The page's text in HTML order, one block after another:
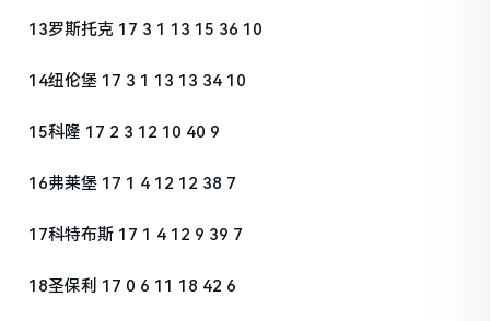
13罗斯托克 17 3 1 13 15 36 10
14纽伦堡 17 3 1 13 13 34 10
15科隆 17 2 3 12 10 40 9
16弗莱堡 17 1 4 12 12 38 7
17科特布斯 17 1 4 12 9 39 7
18圣保利 17 0 6 11 18 42 6